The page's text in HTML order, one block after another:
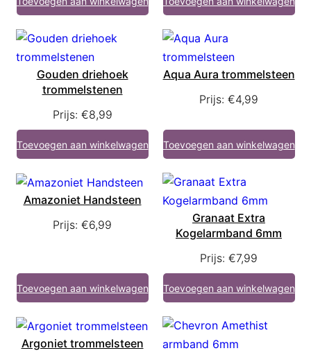
Gouden driehoek
trommelstenen
Prijs: €8,99
Toevoegen aan winkelwagen
Aqua Aura trommelsteen
Prijs: €4,99
Toevoegen aan winkelwagen
Amazoniet Handsteen
Prijs: €6,99
Toevoegen aan winkelwagen
Granaat Extra
Kogelarmband 6mm
Prijs: €7,99
Toevoegen aan winkelwagen
Argoniet trommelsteen